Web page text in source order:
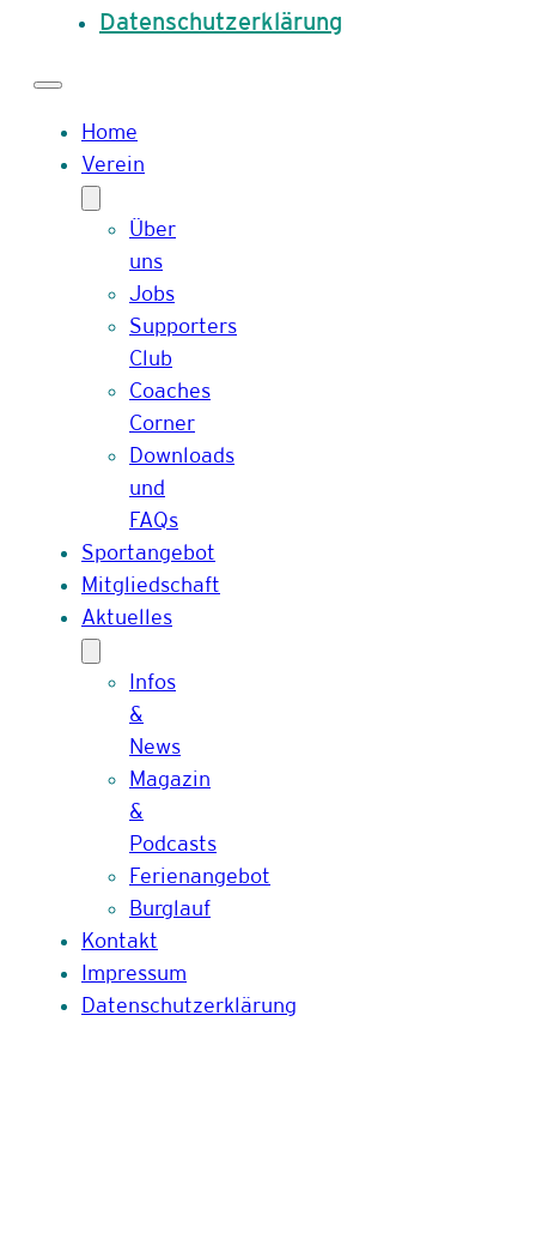
Datenschutzerklärung
Home
Verein
Über
uns
Jobs
Supporters
Club
Coaches
Corner
Downloads
und
FAQs
Sportangebot
Mitgliedschaft
Aktuelles
Infos
&
News
Magazin
&
Podcasts
Ferienangebot
Burglauf
Kontakt
Impressum
Datenschutzerklärung